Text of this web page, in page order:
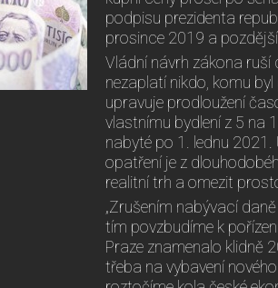
podpisu prezidenta
prosince 2019 a
Vládní návrh zákona ruší
nezaplatí nikdo, komu
upravuje prodloužení
vlastnímu bydlení z 5 na
nabyté po 1. lednu
opatření je z
realitní trh a omezit
„Zrušením nabývací
tím povzbudíme k
Praze znamenalo klidně
třeba na vybavení